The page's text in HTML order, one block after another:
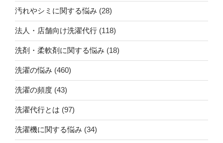
汚れやシミに関する悩み (28)
法人・店舗向け洗濯代行 (118)
洗剤・柔軟剤に関する悩み (18)
洗濯の悩み (460)
洗濯の頻度 (43)
洗濯代行とは (97)
洗濯機に関する悩み (34)